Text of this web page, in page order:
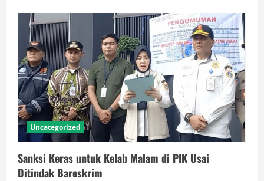
Wakil
Malaysia,
Raymond/Joaquin
Runner
Up
Indonesia
Open
2026
Uncategorized
Sanksi Keras untuk Kelab Malam di PIK Usai
Ditindak Bareskrim